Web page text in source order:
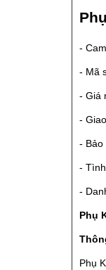
-
- Mã
- Giá
-
- Bảo
-
-
Phụ
Phụ